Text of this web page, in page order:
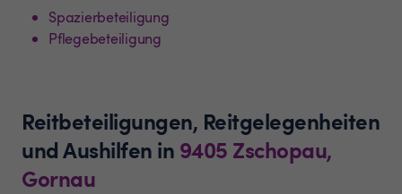
Spazierbeteiligung
Pflegebeteiligung
Reitbeteiligungen, Reitgelegenheiten
und Aushilfen in 9405 Zschopau,
Gornau